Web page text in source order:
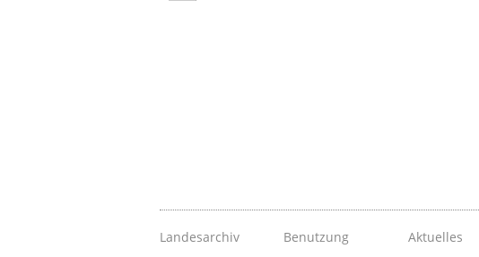
Landesarchiv Benutzung Aktuelles